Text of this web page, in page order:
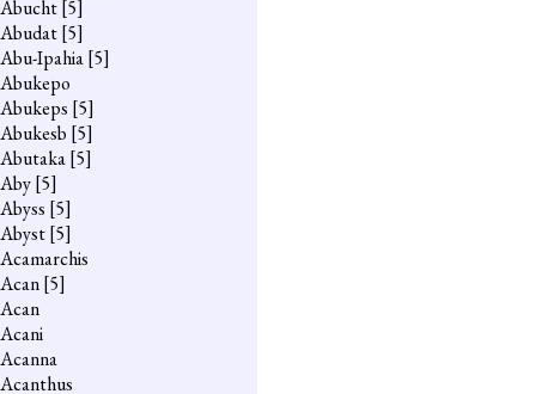
Abucht[5]
Abudat[5]
Abu-Ipahia[5]
Abukepo
Abukeps [5]
Abukesb [5]
Abutaka[5]
Aby[5]
Abyss [5]
Abyst[5]
Acamarchis
Acan[5]
Acan
Acani
Acanna
Acanthus